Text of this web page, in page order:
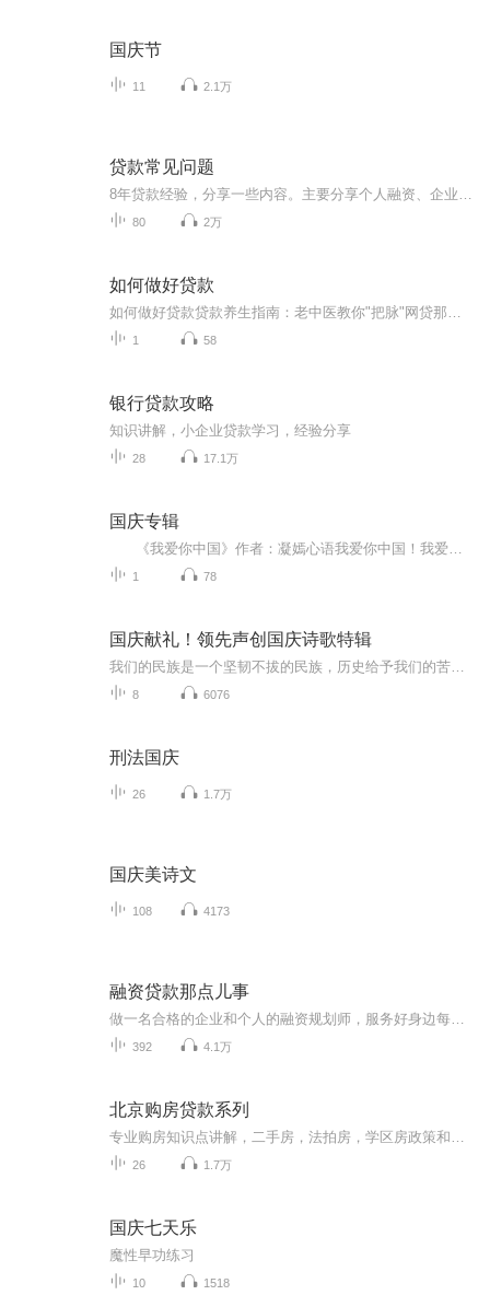
国庆节
11 2.1万
贷款常见问题
80 2万
如何做好贷款
1 58
银行贷款攻略
知识讲解，小企业贷款学习，经验分享
28 17.1万
国庆专辑
1 78
国庆献礼！领先声创国庆诗歌特辑
8 6076
刑法国庆
26 1.7万
国庆美诗文
108 4173
融资贷款那点儿事
392 4.1万
北京购房贷款系列
26 1.7万
国庆七天乐
魔性早功练习
10 1518